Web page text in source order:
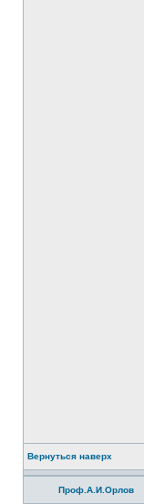
Вернуться наверх
Проф.А.И.Орлов